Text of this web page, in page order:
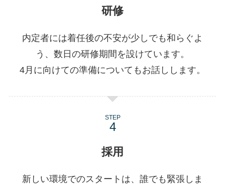
研修
内定者には着任後の不安が少しでも和らぐよ
う、数日の研修期間を設けています。
4月に向けての準備についてもお話しします。
STEP
採用
新しい環境でのスタートは、誰でも緊張しま